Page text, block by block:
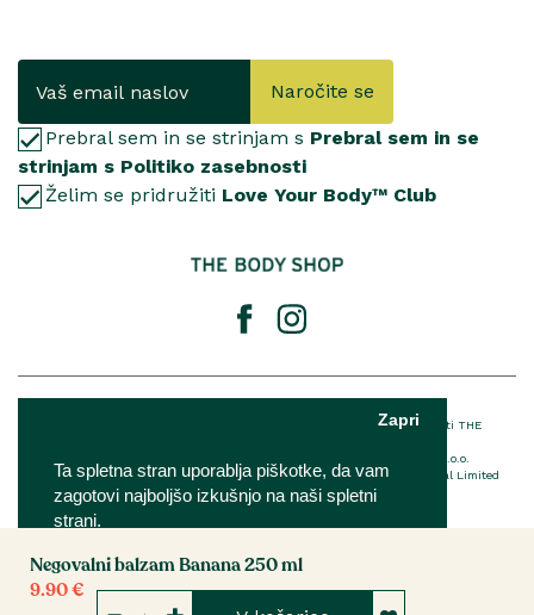
Ta spletna stran uporablja piškotke, da vam
zagotovi najboljšo izkušnjo na naši spletni
strani.
Zapri
Nastavitve Sprejmi
Negovalni balzam Banana 250 ml
9.90 €
Naročite se
Prebral sem in se strinjam s Prebral sem in se
strinjam s Politiko zasebnosti
Želim se pridružiti Love Your Body™ Club
® Registrirana blagovna znamka podjetja THE BODY SHOP LIMITED™ v lasti THE
The Body Shop franšiza je v lasti in upravljanju podjetja IQ Verde d.o.o.
Za podrobnosti o EU imenovani odgovorni osebi The Body Shop International Limited
kliknitetukaj